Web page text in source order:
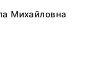
Михайловна